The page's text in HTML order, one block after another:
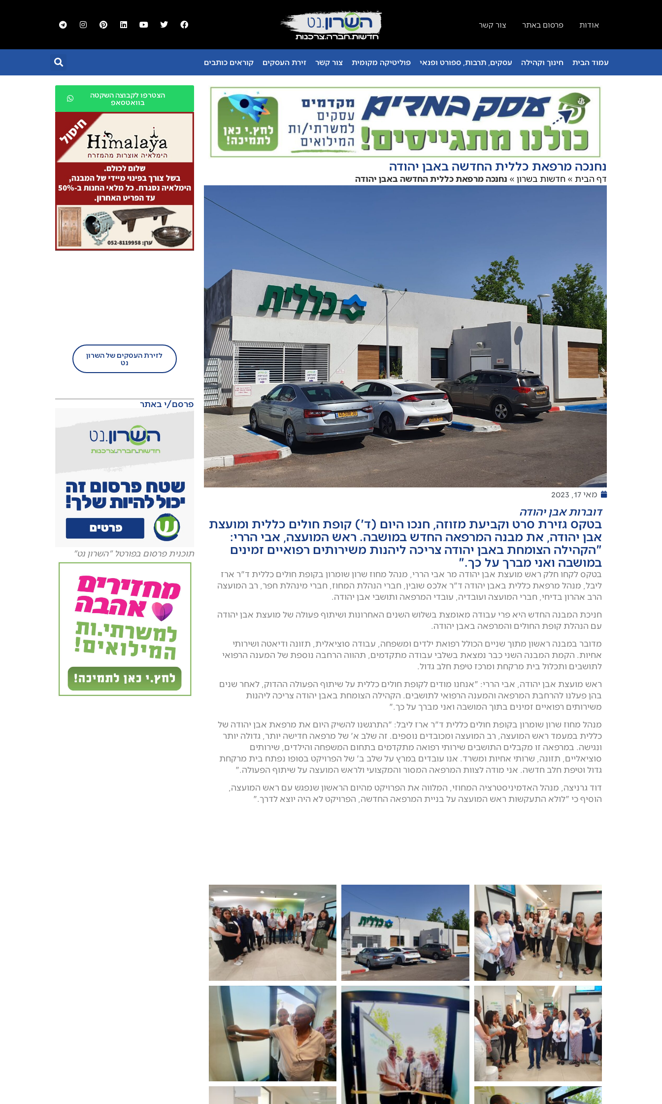
אודות פרסום באתר צור קשר
עמוד הבית חינוך וקהילה עסקים, תרבות, ספורט ופנאי פוליטיקה מקומית צור קשר זירת העסקים קוראים כותבים
נחנכה מרפאת כללית החדשה באבן יהודה
דף הבית » חדשות בשרון » נחנכה מרפאת כללית החדשה באבן יהודה
מאי 17, 2023
דוברות אבן יהודה
בטקס גזירת סרט וקביעת מזוזה, חנכו היום (ד') קופת חולים כללית ומועצת
אבן יהודה, את מבנה המרפאה החדש במושבה. ראש המועצה, אבי הררי:
"הקהילה הצומחת באבן יהודה צריכה ליהנות משירותים רפואיים זמינים
במושבה ואני מברך על כך."
בטקס לקחו חלק ראש מועצת אבן יהודה מר אבי הררי, מנהל מחוז שרון שומרון בקופת חולים כללית ד"ר ארז
ליבל, מנהל מרפאת כללית באבן יהודה ד"ר אלכס שובין, חברי הנהלת המחוז, חברי מינהלת חפר, רב המועצה
הרב אהרון בדיחי, חברי המועצה ועובדיה, עובדי המרפאה ותושבי אבן יהודה.
חניכת המבנה החדש היא פרי עבודה מאומצת בשלוש השנים האחרונות ושיתוף פעולה של מועצת אבן יהודה
עם הנהלת קופת החולים והמרפאה באבן יהודה.
מדובר במבנה ראשון מתוך שניים הכולל רפואת ילדים ומשפחה, עבודה סוציאלית, תזונה ודיאטה ושירותי
אחיות. הקמת המבנה השני כבר נמצאת בשלבי עבודה מתקדמים, תהווה הרחבה נוספת של המענה הרפואי
לתושבים ותכלול בית מרקחת ומרכז טיפת חלב גדול.
ראש מועצת אבן יהודה, אבי הררי: "אנחנו מודים לקופת חולים כללית על שיתוף הפעולה ההדוק, לאחר שנים
בהן פעלנו להרחבת המרפאה והמענה הרפואי לתושבים. הקהילה הצומחת באבן יהודה צריכה ליהנות
משירותים רפואיים זמינים בתוך המושבה ואני מברך על כך."
מנהל מחוז שרון שומרון בקופת חולים כללית ד"ר ארז ליבל: "התרגשנו להשיק היום את מרפאת אבן יהודה של
כללית במעמד ראש המועצה, רב המועצה ומכובדים נוספים. זה שלב א' של מרפאה חדישה יותר, גדולה יותר
ונגישה. במרפאה זו מקבלים התושבים שירותי רפואה מתקדמים בתחום המשפחה והילדים, שירותים
סוציאליים, תזונה, שרותי אחיות ומשרד. אנו עובדים במרץ על שלב ב' של הפרויקט בסופו נפתח בית מרקחת
גדול וטיפת חלב חדשה. אני מודה לצוות המרפאה המסור והמקצועי ולראש המועצה על שיתוף הפעולה."
דוד גרניצה, מנהל האדמיניסטרציה המחוזי, המלווה את הפרויקט מהיום הראשון שנפגש עם ראש המועצה,
הוסיף כי "לולא התעקשות ראש המועצה על בניית המרפאה החדשה, הפרויקט לא היה יוצא לדרך."
הצטרפו לקבוצה השקטה
בוואטסאפ
לזירת העסקים של השרון
נט
פרסם/י באתר
תוכנית פרסום בפורטל "השרון נט"